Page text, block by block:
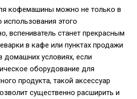
кофемашины можно не только в
этого
вспениватель станет прекрасным
в кафе или пунктах продажи
домашних условиях, если
оборудование для
продукта, такой аксессуар
существенно расширить и